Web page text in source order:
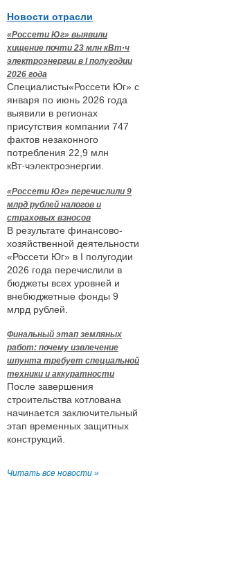
Новости отрасли
«Россети Юг» выявили
хищение почти 23 млн кВт·ч
электроэнергии в I полугодии
2026 года
Специалисты«Россети Юг» с
января по июнь 2026 года
выявили в регионах
присутствия компании 747
фактов незаконного
потребления 22,9 млн
кВт·чэлектроэнергии.
«Россети Юг» перечислили 9
млрд рублей налогов и
страховых взносов
В результате финансово-
хозяйственной деятельности
«Россети Юг» в I полугодии
2026 года перечислили в
бюджеты всех уровней и
внебюджетные фонды 9
млрд рублей.
Финальный этап земляных
работ: почему извлечение
шпунта требует специальной
техники и аккуратности
После завершения
строительства котлована
начинается заключительный
этап временных защитных
конструкций.
Читать все новости »